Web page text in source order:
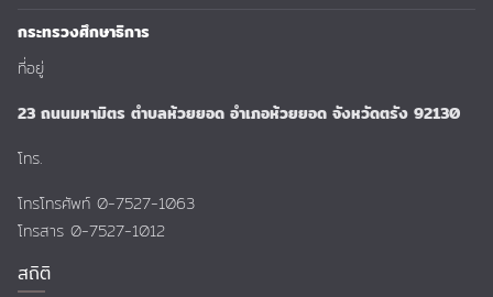
กระทรวงศึกษาธิการ
ที่อยู่
23 ถนนมหามิตร ตำบลห้วยยอด อำเภอห้วยยอด จังหวัดตรัง 92130
โทร.
โทรโทรศัพท์ 0-7527-1063
โทรสาร 0-7527-1012
สถิติ